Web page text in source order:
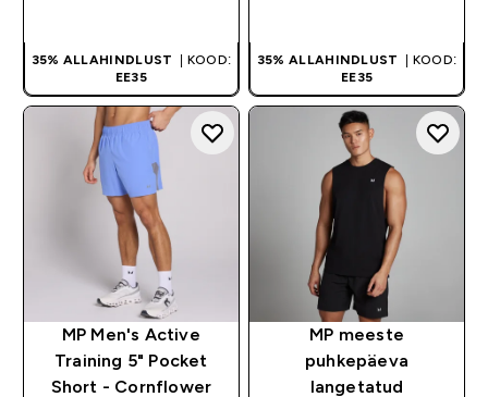
35% ALLAHINDLUST
| KOOD:
EE35
35% ALLAHINDLUST
| KOOD:
EE35
MP Men's Active
Training 5" Pocket
Short - Cornflower
MP meeste
puhkepäeva
langetatud